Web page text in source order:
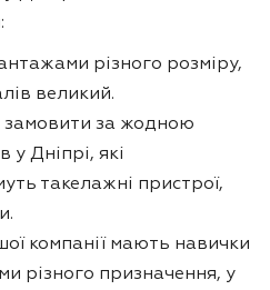
різного розміру,
великий.
за жодною
у Дніпрі, які
такелажні пристрої,
компанії мають навички
різного призначення, у